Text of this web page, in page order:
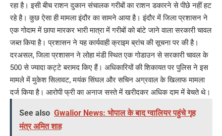
रहा है। इसी बीच राशन दुकान संचालक गरीबों का राशन डकारने से पीछे नहीं हट
रहे है। कुछ ऐसा ही मामला इंदौर का सामने आया है। इंदौर में जिला प्रशासन ने
एक गोदाम में छापा मारकर भारी मात्रा में गरीबों को बांटे जाने वाला सरकारी चावल
जब्त किया है। प्रशासन ने यह कार्यवाही क्राइम ब्रांच की सूचना पर की है।
दरअसल, जिला प्रशासन ने लोहा मंडी स्थित एक गोडाउन से सरकारी चावल के
500 से ज्यादा कट्टे बरामद किए हैं। अधिकारियों की शिकायत पर पुलिस ने इस
मामले में मुकेश सिलावट, मयंक सिंघल और सचिन अग्रवाल के खिलाफ मामला
दर्ज किया है। आरोपी फ्री का अनाज सस्ते में खरीदकर अधिक दाम में बेचते थे।
See also Gwalior News: भोपाल के बाद ग्वालियर पहुंचे गृह
मंत्र अमित शाह